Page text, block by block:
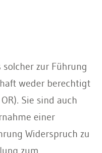
zur Führung
weder berechtigt
Sie sind auch
einer
Widerspruch zu
zum